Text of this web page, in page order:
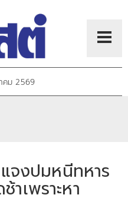
คม 2569
จงปมหนีทหาร
เพราะหา